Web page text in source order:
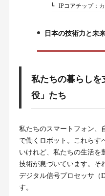
3-3.IPコアチップ：
日本の技術力と未
私たちの暮らしを
役」たち
私たちのスマートフォン、
で働くロボット。これらす
いけれど、私たちの生活を
技術が息づいています。そ
デジタル信号プロセッサ（
す。